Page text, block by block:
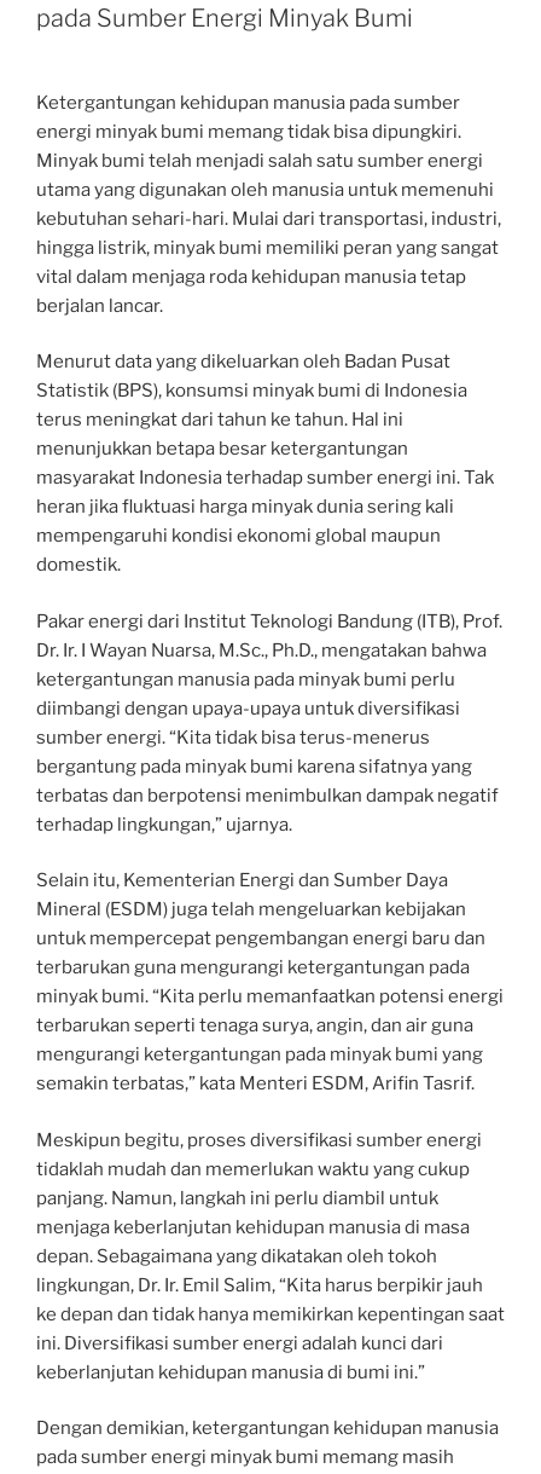
pada Sumber Energi Minyak Bumi
Ketergantungan kehidupan manusia pada sumber
energi minyak bumi memang tidak bisa dipungkiri.
Minyak bumi telah menjadi salah satu sumber energi
utama yang digunakan oleh manusia untuk memenuhi
kebutuhan sehari-hari. Mulai dari transportasi, industri,
hingga listrik, minyak bumi memiliki peran yang sangat
vital dalam menjaga roda kehidupan manusia tetap
berjalan lancar.
Menurut data yang dikeluarkan oleh Badan Pusat
Statistik (BPS), konsumsi minyak bumi di Indonesia
terus meningkat dari tahun ke tahun. Hal ini
menunjukkan betapa besar ketergantungan
masyarakat Indonesia terhadap sumber energi ini. Tak
heran jika fluktuasi harga minyak dunia sering kali
mempengaruhi kondisi ekonomi global maupun
domestik.
Pakar energi dari Institut Teknologi Bandung (ITB), Prof.
Dr. Ir. I Wayan Nuarsa, M.Sc., Ph.D., mengatakan bahwa
ketergantungan manusia pada minyak bumi perlu
diimbangi dengan upaya-upaya untuk diversifikasi
sumber energi. “Kita tidak bisa terus-menerus
bergantung pada minyak bumi karena sifatnya yang
terbatas dan berpotensi menimbulkan dampak negatif
terhadap lingkungan,” ujarnya.
Selain itu, Kementerian Energi dan Sumber Daya
Mineral (ESDM) juga telah mengeluarkan kebijakan
untuk mempercepat pengembangan energi baru dan
terbarukan guna mengurangi ketergantungan pada
minyak bumi. “Kita perlu memanfaatkan potensi energi
terbarukan seperti tenaga surya, angin, dan air guna
mengurangi ketergantungan pada minyak bumi yang
semakin terbatas,” kata Menteri ESDM, Arifin Tasrif.
Meskipun begitu, proses diversifikasi sumber energi
tidaklah mudah dan memerlukan waktu yang cukup
panjang. Namun, langkah ini perlu diambil untuk
menjaga keberlanjutan kehidupan manusia di masa
depan. Sebagaimana yang dikatakan oleh tokoh
lingkungan, Dr. Ir. Emil Salim, “Kita harus berpikir jauh
ke depan dan tidak hanya memikirkan kepentingan saat
ini. Diversifikasi sumber energi adalah kunci dari
keberlanjutan kehidupan manusia di bumi ini.”
Dengan demikian, ketergantungan kehidupan manusia
pada sumber energi minyak bumi memang masih